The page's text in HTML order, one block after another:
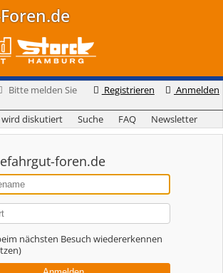
Registrieren Anmelden
Bitte melden Sie
diskutiert Suche FAQ Newsletter
foren.de
nächsten Besuch wiedererkennen